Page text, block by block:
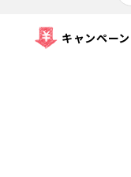
キャンペーン